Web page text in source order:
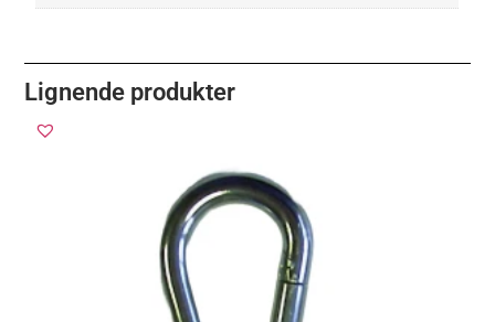
Lignende produkter